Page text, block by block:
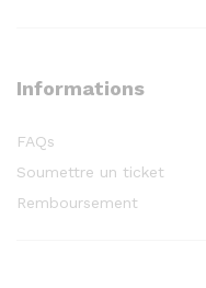
Informations
FAQs
Soumettre un ticket
Remboursement